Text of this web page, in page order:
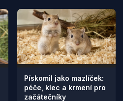
Pískomil jako mazlíček:
péče, klec a krmení pro
začátečníky